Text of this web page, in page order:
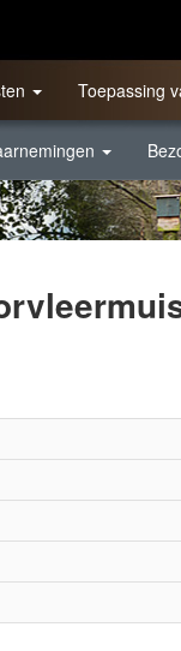
Toepassing